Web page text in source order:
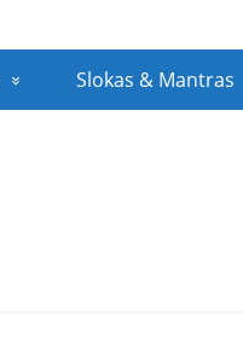
Slokas & Mantras